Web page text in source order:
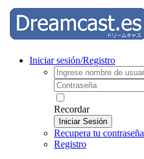
Iniciar sesión/Registro
Recordar
Iniciar Sesión
Recupera tu contraseña
Registro